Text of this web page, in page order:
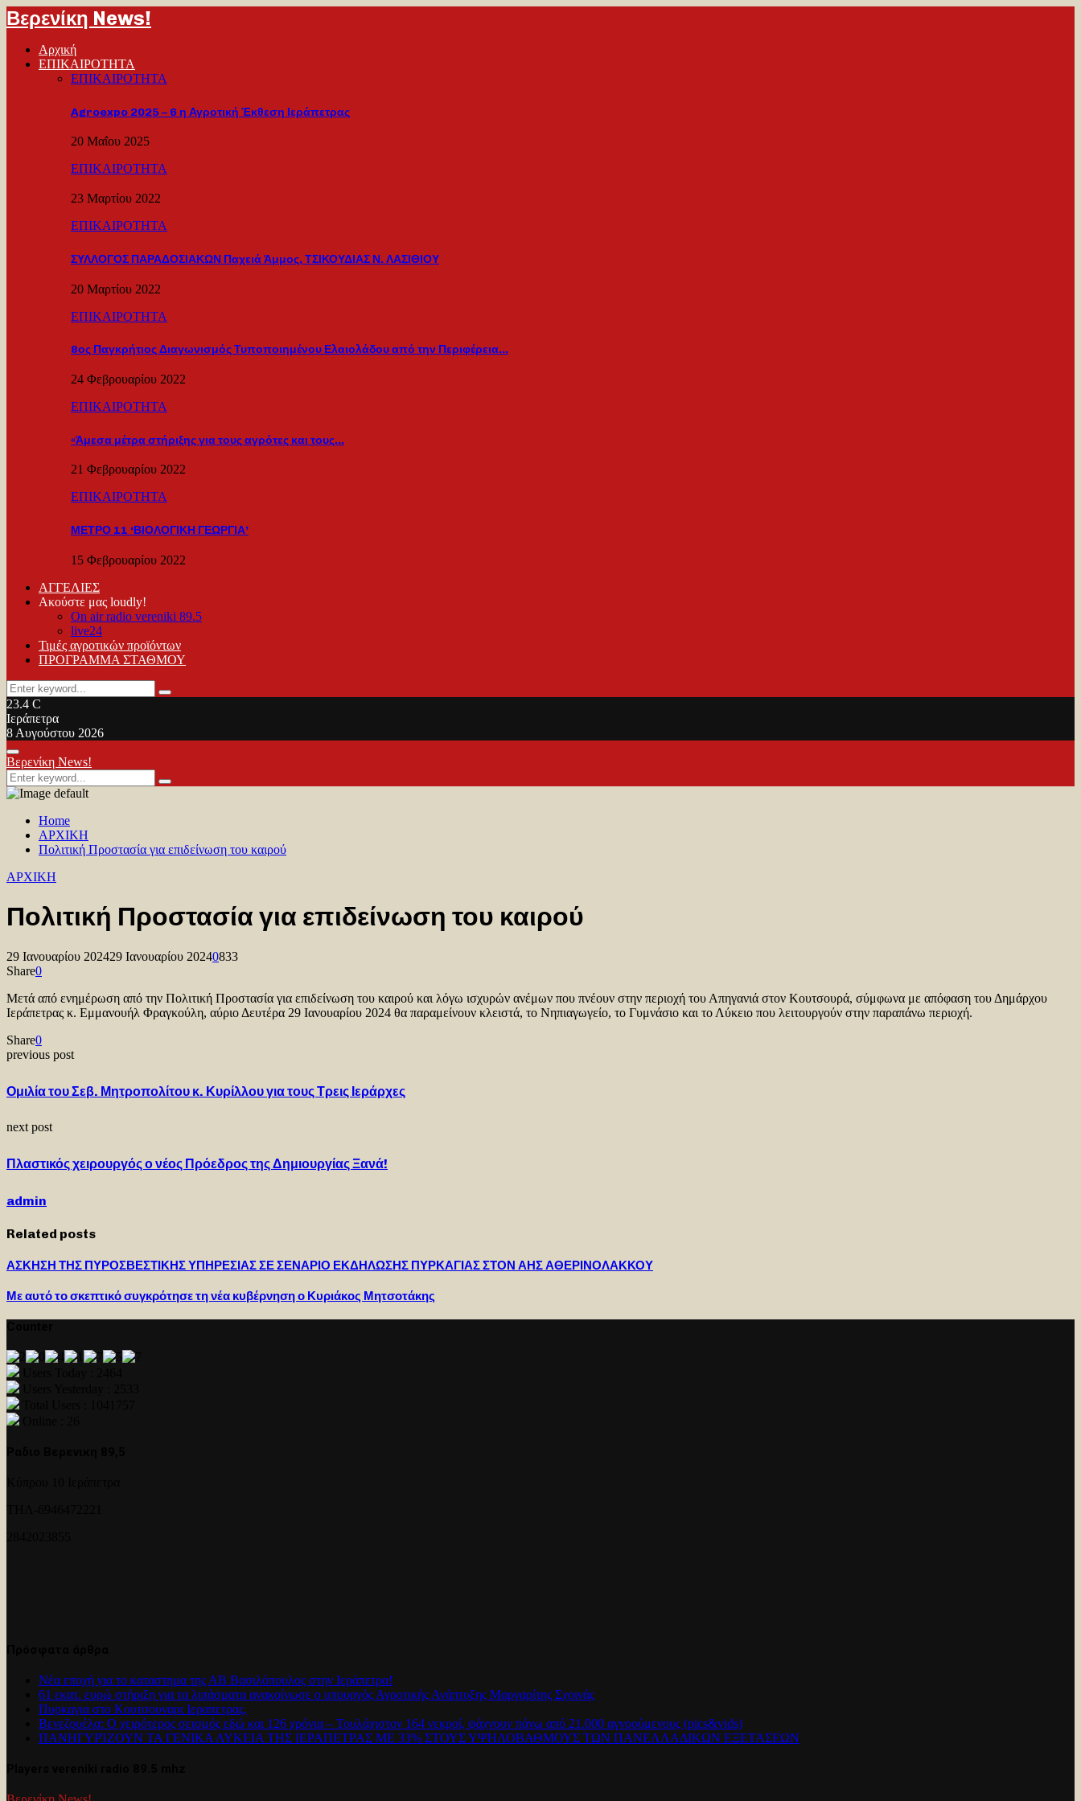
Βερενίκη News!
Αρχική
ΕΠΙΚΑΙΡΟΤΗΤΑ
ΕΠΙΚΑΙΡΟΤΗΤΑ
Agroexpo 2025 – 6 η Αγροτική Έκθεση Ιεράπετρας
20 Μαΐου 2025
ΕΠΙΚΑΙΡΟΤΗΤΑ
23 Μαρτίου 2022
ΕΠΙΚΑΙΡΟΤΗΤΑ
ΣΥΛΛΟΓΟΣ ΠΑΡΑΔΟΣΙΑΚΩΝ Παχειά Άμμος, ΤΣΙΚΟΥΔΙΑΣ Ν. ΛΑΣΙΘΙΟΥ
20 Μαρτίου 2022
ΕΠΙΚΑΙΡΟΤΗΤΑ
8ος Παγκρήτιος Διαγωνισμός Τυποποιημένου Ελαιολάδου από την Περιφέρεια…
24 Φεβρουαρίου 2022
ΕΠΙΚΑΙΡΟΤΗΤΑ
«Άμεσα μέτρα στήριξης για τους αγρότες και τους…
21 Φεβρουαρίου 2022
ΕΠΙΚΑΙΡΟΤΗΤΑ
ΜΕΤΡΟ 11 ‘ΒΙΟΛΟΓΙΚΗ ΓΕΩΡΓΙΑ’
15 Φεβρουαρίου 2022
ΑΓΓΕΛΙΕΣ
Ακούστε μας loudly!
On air radio vereniki 89.5
live24
Τιμές αγροτικών προϊόντων
ΠΡΟΓΡΑΜΜΑ ΣΤΑΘΜΟΥ
Search
for:
Search
23.4 C
Ιεράπετρα
8 Αυγούστου 2026
Facebook
Twitter
Youtube
Primary
Menu
Βερενίκη News!
Search
for:
Search
Home
ΑΡΧΙΚΗ
Πολιτική Προστασία για επιδείνωση του καιρού
ΑΡΧΙΚΗ
Πολιτική Προστασία για επιδείνωση του καιρού
29 Ιανουαρίου 202429 Ιανουαρίου 20240833
Share0
Μετά από ενημέρωση από την Πολιτική Προστασία για επιδείνωση του καιρού και λόγω ισχυρών ανέμων που πνέουν στην περιοχή του Απηγανιά στον Κουτσουρά, σύμφωνα με απόφαση του Δημάρχου
Ιεράπετρας κ. Εμμανουήλ Φραγκούλη, αύριο Δευτέρα 29 Ιανουαρίου 2024 θα παραμείνουν κλειστά, το Νηπιαγωγείο, το Γυμνάσιο και το Λύκειο που λειτουργούν στην παραπάνω περιοχή.
Share0
previous post
Ομιλία του Σεβ. Μητροπολίτου κ. Κυρίλλου για τους Τρεις Ιεράρχες
next post
Πλαστικός χειρουργός ο νέος Πρόεδρος της Δημιουργίας Ξανά!
admin
Related posts
ΑΣΚΗΣΗ ΤΗΣ ΠΥΡΟΣΒΕΣΤΙΚΗΣ ΥΠΗΡΕΣΙΑΣ ΣΕ ΣΕΝΑΡΙΟ ΕΚΔΗΛΩΣΗΣ ΠΥΡΚΑΓΙΑΣ ΣΤΟΝ ΑΗΣ ΑΘΕΡΙΝΟΛΑΚΚΟΥ
Με αυτό το σκεπτικό συγκρότησε τη νέα κυβέρνηση ο Κυριάκος Μητσοτάκης
Νέα εποχή για το καταστημα της ΑΒ Βασιλόπουλος στην Ιεράπετρα!
61 εκατ. ευρώ στήριξη για τα λιπάσματα ανακοίνωσε ο υπουργός Αγροτικής Ανάπτυξης Μαργαρίτης Σχοινάς
Πυρκαγια στο Κουτσουναρι Ιεραπετρας.
Βενεζουέλα: Ο χειρότερος σεισμός εδώ και 126 χρόνια – Τουλάχιστον 164 νεκροί, ψάχνουν πάνω από 21.000 αγνοούμενους (pics&vids)
ΠΑΝΗΓΥΡΊΖΟΥΝ ΤΑ ΓΕΝΙΚΑ ΛΥΚΕΙΑ ΤΗΣ ΙΕΡΑΠΕΤΡΑΣ ΜΕ 33% ΣΤΟΥΣ ΥΨΗΛΟΒΑΘΜΟΥΣ ΤΩΝ ΠΑΝΕΛΛΑΔΙΚΩΝ ΕΞΕΤΑΣΕΩΝ